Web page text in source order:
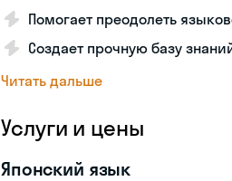
Помогает преодолеть
Создает прочную базу
Читать дальше
Услуги и цены
Японский язык